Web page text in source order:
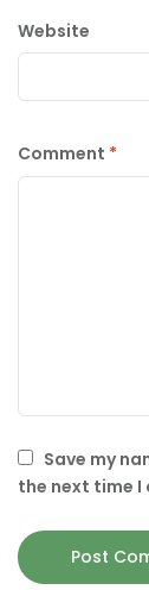
Comment *
Website
Save my
the next time I